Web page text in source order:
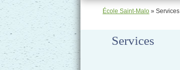
École Saint-Malo » Services
Services